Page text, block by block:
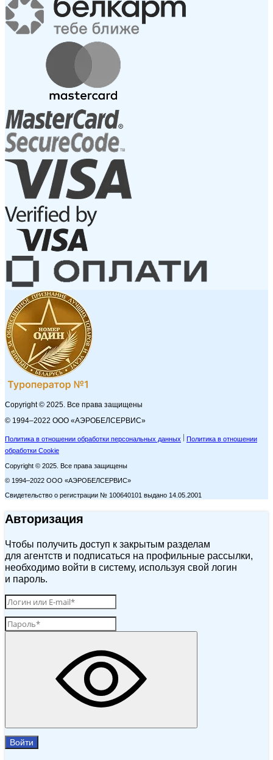
Copyright © 2025. Все права защищены
© 1994–2022 ООО «АЭРОБЕЛСЕРВИС»
Политика в отношении обработки персональных данных
Политика в отношении
обработки Cookie
Copyright © 2025. Все права защищены
© 1994–2022 ООО «АЭРОБЕЛСЕРВИС»
Свидетельство о регистрации № 100640101 выдано 14.05.2001
Авторизация
Чтобы получить доступ к закрытым разделам
для агентств и подписаться на профильные рассылки,
необходимо войти в систему, используя свой логин
и пароль.
Войти